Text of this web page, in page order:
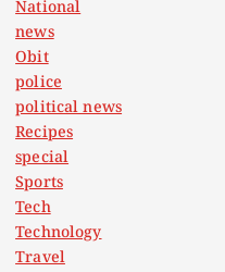
National
news
Obit
police
political news
Recipes
special
Sports
Tech
Technology
Travel